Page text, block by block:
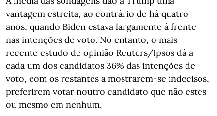
vantagem estreita, ao contrário de há quatro
anos, quando Biden estava largamente à frente
nas intenções de voto. No entanto, o mais
recente estudo de opinião Reuters/Ipsos dá a
cada um dos candidatos 36% das intenções de
voto, com os restantes a mostrarem-se indecisos,
preferirem votar noutro candidato que não estes
ou mesmo em nenhum.